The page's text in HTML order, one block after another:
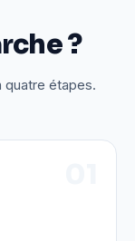
?
quatre étapes.